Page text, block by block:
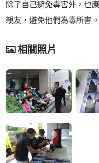
除了自己避免毒害外，也
親友，避免他們為毒所害。
相關照片